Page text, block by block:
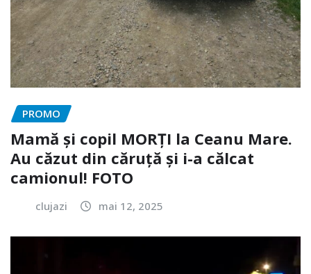
PROMO
Mamă și copil MORȚI la Ceanu Mare.
Au căzut din căruță și i-a călcat
camionul! FOTO
clujazi mai 12, 2025